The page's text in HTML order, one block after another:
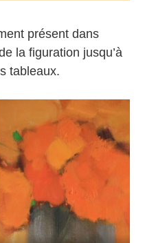
présent dans
la figuration jusqu’à
tableaux.